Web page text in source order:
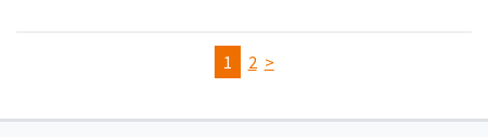
1 2 >